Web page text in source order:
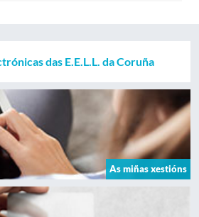
das E.E.L.L. da Coruña
As miñas xestións